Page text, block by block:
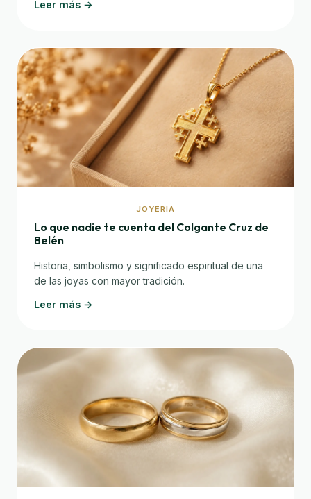
Leer más →
JOYERÍA
Lo que nadie te cuenta del Colgante Cruz de
Belén
Historia, simbolismo y significado espiritual de una
de las joyas con mayor tradición.
Leer más →